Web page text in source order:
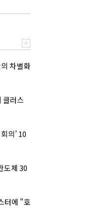
차별화
클러스
의’ 10
도체 30
터에 "호